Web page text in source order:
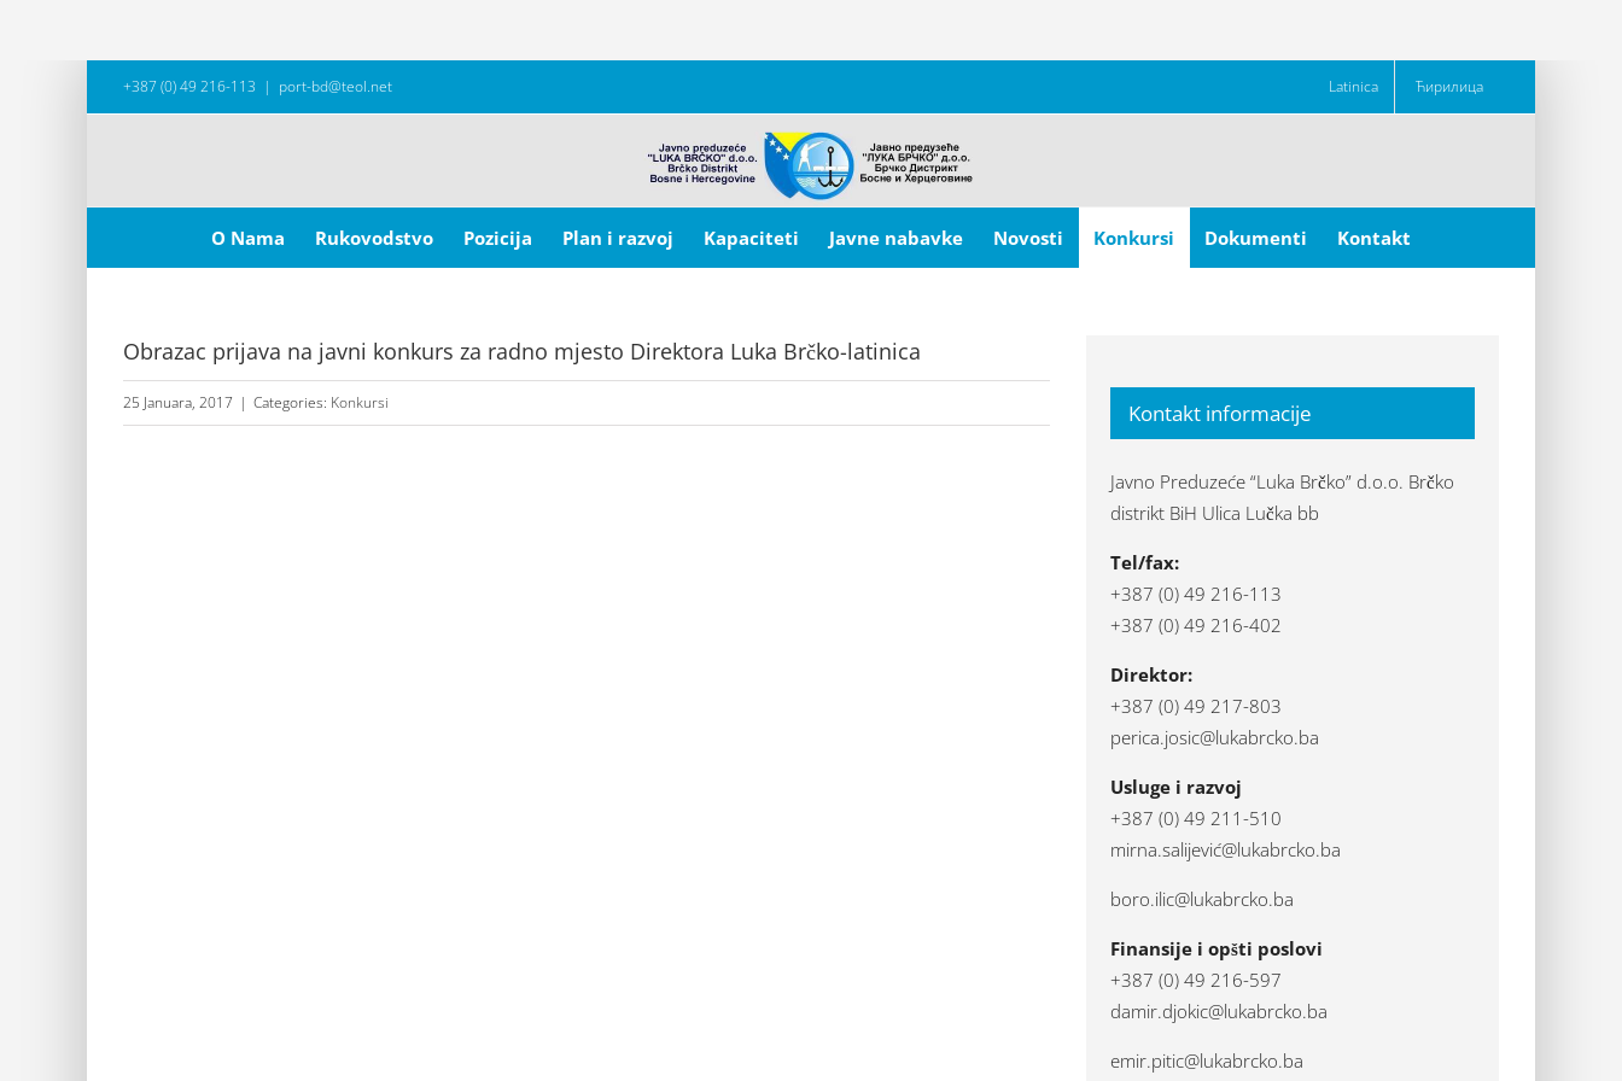
+387 (0) 49 216-113 | port-bd@teol.net Latinica Ћирилица
for:
O Nama
Rukovodstvo Pozicija Plan i razvoj Kapaciteti Javne nabavke Novosti Konkursi Dokumenti Kontakt
Obrazac prijava na javni konkurs za radno mjesto Direktora Luka Brčko-latinica
25 Januara, 2017 | Categories: Konkursi Kontakt informacije
Javno Preduzeće “Luka Brčko” d.o.o. Brčko
distrikt BiH Ulica Lučka bb
Tel/fax:
+387 (0) 49 216-113
+387 (0) 49 216-402
Direktor:
+387 (0) 49 217-803
perica.josic@lukabrcko.ba
Usluge i razvoj
+387 (0) 49 211-510
mirna.salijević@lukabrcko.ba
boro.ilic@lukabrcko.ba
Finansije i opšti poslovi
+387 (0) 49 216-597
damir.djokic@lukabrcko.ba
emir.pitic@lukabrcko.ba